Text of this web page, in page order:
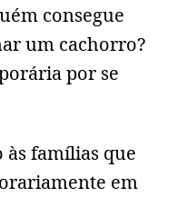
consegue
um cachorro?
por se
famílias que
em